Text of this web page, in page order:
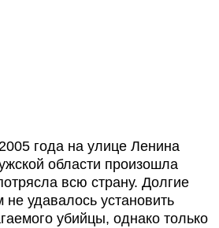
года на улице Ленина
области произошла
всю страну. Долгие
удавалось установить
убийцы, однако только